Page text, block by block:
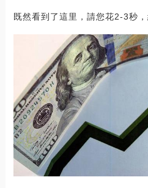
既然看到了這里，請您花2-3秒，